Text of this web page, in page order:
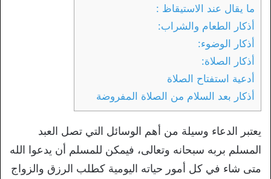
ما يقال عند الاستيقاظ :
أذكار الطعام والشراب:
أذكار الوضوء:
أذكار الصلاة:
أدعية استفتاح الصلاة
أذكار بعد السلام من الصلاة المفروضة
يعتبر الدعاء وسيلة من أهم الوسائل التي تصل العبد
المسلم بربه سبحانه وتعالى، فيمكن للمسلم أن يدعوا الله
متى شاء في كل أمور حياته اليومية كطلب الرزق والزواج